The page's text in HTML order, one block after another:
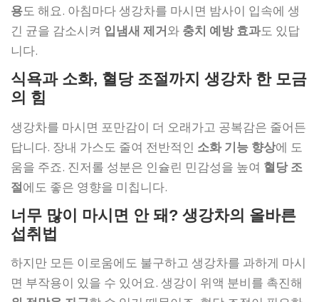
용도 해요. 아침마다 생강차를 마시면 밤사이 입속에 생
긴 균을 감소시켜 입냄새 제거와 충치 예방 효과도 있답
니다.
식욕과 소화, 혈당 조절까지 생강차 한 모금
의 힘
생강차를 마시면 포만감이 더 오래가고 공복감은 줄어든
답니다. 장내 가스도 줄여 전반적인 소화 기능 향상에 도
움을 주죠. 진저롤 성분은 인슐린 민감성을 높여 혈당 조
절에도 좋은 영향을 미칩니다.
너무 많이 마시면 안 돼? 생강차의 올바른
섭취법
하지만 모든 이로움에도 불구하고 생강차를 과하게 마시
면 부작용이 있을 수 있어요. 생강이 위액 분비를 촉진해